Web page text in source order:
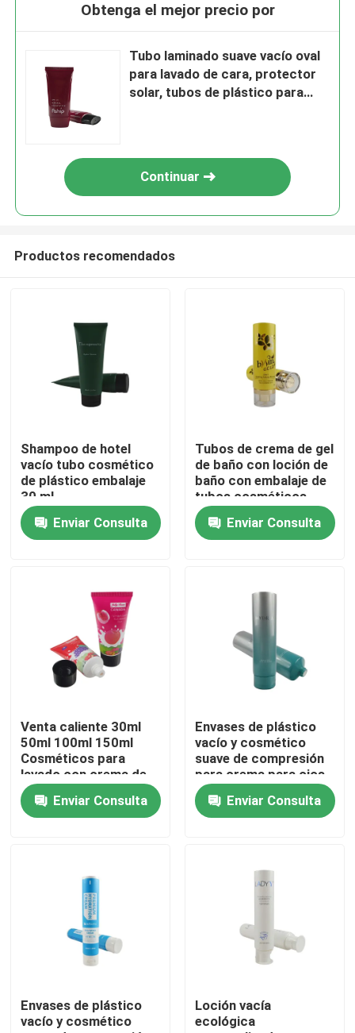
Sobre nosotros
Recorrido por la fábrica
Control de calidad
Solicitar una cita
Tubo cosmético
tubo cosmético vacío
Obtenga el mejor precio por
Tubo laminado suave vacío oval
para lavado de cara, protector
solar, tubos de plástico para
Continuar
Productos recomendados
Shampoo de hotel
vacío tubo cosmético
de plástico embalaje
30 ml
Enviar Consulta
Tubos de crema de gel
de baño con loción de
baño con embalaje de
tubos cosméticos
ecológicos
personalizados con
tapa de tapa
Enviar Consulta
Venta caliente 30ml
50ml 100ml 150ml
Cosméticos para
lavado con crema de
lavado Tubo blando
para loción corporal
crema para manos
Enviar Consulta
Envases de plástico
vacío y cosmético
suave de compresión
para crema para ojos
Enviar Consulta
Envases de plástico
vacío y cosmético
Loción vacía
ecológica